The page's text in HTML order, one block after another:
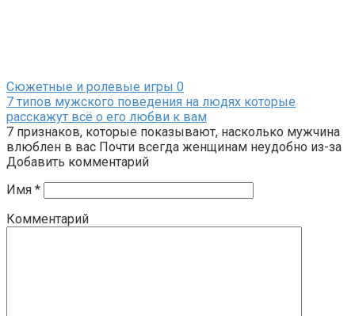
Сюжетные и ролевые игры 0
7 типов мужского поведения на людях которые
расскажут всё о его любви к вам
7 признаков, которые показывают, насколько мужчина
влюблен в вас Почти всегда женщинам неудобно из-за
Добавить комментарий
Имя *
Комментарий